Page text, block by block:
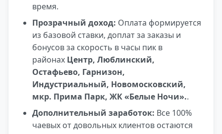
время.
Прозрачный доход: Оплата формируется
из базовой ставки, доплат за заказы и
бонусов за скорость в часы пик в
районах Центр, Люблинский,
Остафьево, Гарнизон,
Индустриальный, Новомосковский,
мкр. Прима Парк, ЖК «Белые Ночи»..
Дополнительный заработок: Все 100%
чаевых от довольных клиентов остаются